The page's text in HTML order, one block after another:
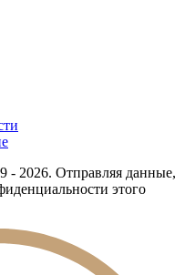
2026. Отправляя данные,
этого